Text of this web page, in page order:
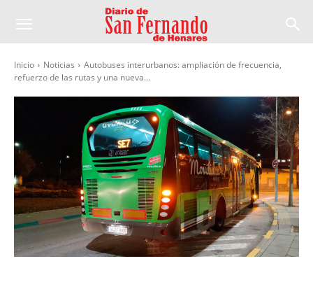
Inicio Noticias
Autobuses interurbanos: ampliación de frecuencia,
refuerzo de las rutas y una nueva...